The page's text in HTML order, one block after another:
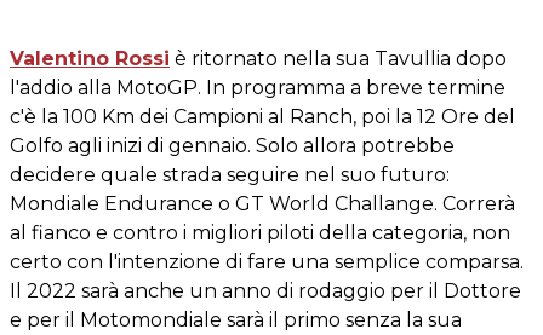
Valentino Rossi è ritornato nella sua Tavullia dopo
l'addio alla MotoGP. In programma a breve termine
c'è la 100 Km dei Campioni al Ranch, poi la 12 Ore del
Golfo agli inizi di gennaio. Solo allora potrebbe
decidere quale strada seguire nel suo futuro:
Mondiale Endurance o GT World Challange. Correrà
al fianco e contro i migliori piloti della categoria, non
certo con l'intenzione di fare una semplice comparsa.
Il 2022 sarà anche un anno di rodaggio per il Dottore
e per il Motomondiale sarà il primo senza la sua